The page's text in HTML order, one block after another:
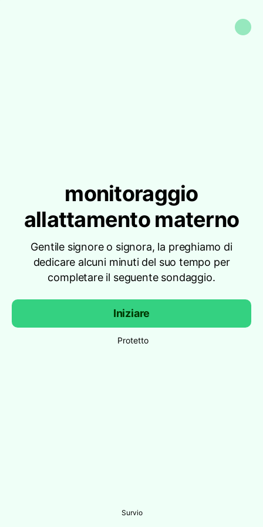
monitoraggio
allattamento materno
Gentile signore o signora, la preghiamo di
dedicare alcuni minuti del suo tempo per
completare il seguente sondaggio.
Iniziare
Protetto
Survio